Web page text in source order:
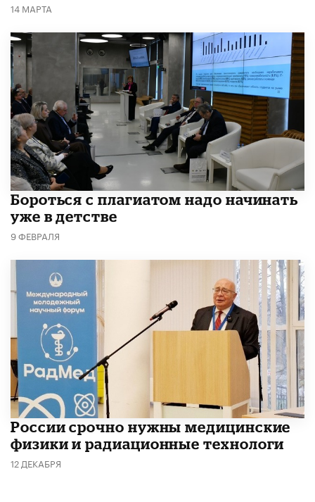
14 МАРТА
​Бороться с плагиатом надо начинать
уже в детстве
9 ФЕВРАЛЯ
России срочно нужны медицинские
физики и радиационные технологи
12 ДЕКАБРЯ